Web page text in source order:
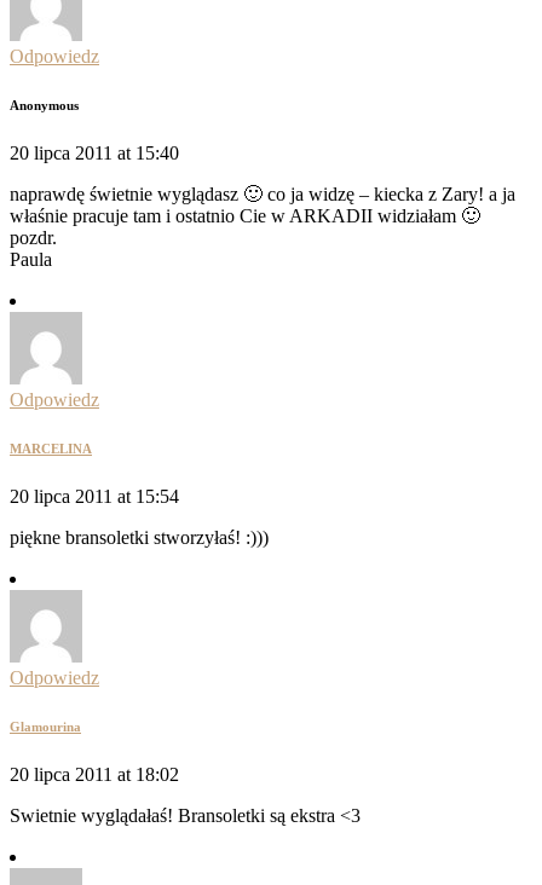
Odpowiedz
Anonymous
20 lipca 2011 at 15:40
naprawdę świetnie wyglądasz 🙂 co ja widzę – kiecka z Zary! a ja
właśnie pracuje tam i ostatnio Cie w ARKADII widziałam 🙂
pozdr.
Paula
Odpowiedz
MARCELINA
20 lipca 2011 at 15:54
piękne bransoletki stworzyłaś! :)))
Odpowiedz
Glamourina
20 lipca 2011 at 18:02
Swietnie wyglądałaś! Bransoletki są ekstra <3